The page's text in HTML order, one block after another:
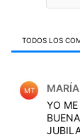
TODOS LOS
MT
YO